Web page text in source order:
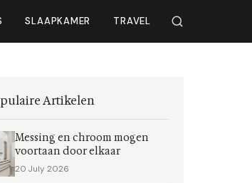
SLAAPKAMER TRAVEL
Artikelen
Messing en chroom mogen
voortaan door elkaar
20 July 2026